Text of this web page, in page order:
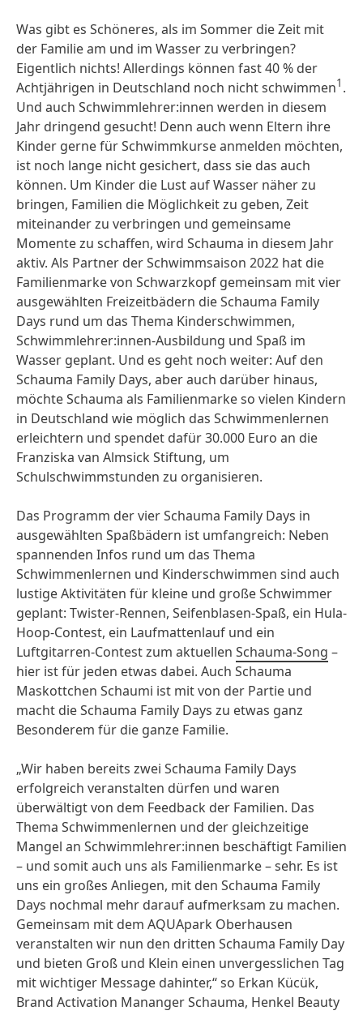
Was gibt es Schöneres, als im Sommer die Zeit mit
der Familie am und im Wasser zu verbringen?
Eigentlich nichts! Allerdings können fast 40 % der
Achtjährigen in Deutschland noch nicht schwimmen1 .
Und auch Schwimmlehrer:innen werden in diesem
Jahr dringend gesucht! Denn auch wenn Eltern ihre
Kinder gerne für Schwimmkurse anmelden möchten,
ist noch lange nicht gesichert, dass sie das auch
können. Um Kinder die Lust auf Wasser näher zu
bringen, Familien die Möglichkeit zu geben, Zeit
miteinander zu verbringen und gemeinsame
Momente zu schaffen, wird Schauma in diesem Jahr
aktiv. Als Partner der Schwimmsaison 2022 hat die
Familienmarke von Schwarzkopf gemeinsam mit vier
ausgewählten Freizeitbädern die Schauma Family
Days rund um das Thema Kinderschwimmen,
Schwimmlehrer:innen-Ausbildung und Spaß im
Wasser geplant. Und es geht noch weiter: Auf den
Schauma Family Days, aber auch darüber hinaus,
möchte Schauma als Familienmarke so vielen Kindern
in Deutschland wie möglich das Schwimmenlernen
erleichtern und spendet dafür 30.000 Euro an die
Franziska van Almsick Stiftung, um
Schulschwimmstunden zu organisieren.
Das Programm der vier Schauma Family Days in
ausgewählten Spaßbädern ist umfangreich: Neben
spannenden Infos rund um das Thema
Schwimmenlernen und Kinderschwimmen sind auch
lustige Aktivitäten für kleine und große Schwimmer
geplant: Twister-Rennen, Seifenblasen-Spaß, ein Hula-
Hoop-Contest, ein Laufmattenlauf und ein
Luftgitarren-Contest zum aktuellen Schauma-Song –
hier ist für jeden etwas dabei. Auch Schauma
Maskottchen Schaumi ist mit von der Partie und
macht die Schauma Family Days zu etwas ganz
Besonderem für die ganze Familie.
„Wir haben bereits zwei Schauma Family Days
erfolgreich veranstalten dürfen und waren
überwältigt von dem Feedback der Familien. Das
Thema Schwimmenlernen und der gleichzeitige
Mangel an Schwimmlehrer:innen beschäftigt Familien
– und somit auch uns als Familienmarke – sehr. Es ist
uns ein großes Anliegen, mit den Schauma Family
Days nochmal mehr darauf aufmerksam zu machen.
Gemeinsam mit dem AQUApark Oberhausen
veranstalten wir nun den dritten Schauma Family Day
und bieten Groß und Klein einen unvergesslichen Tag
mit wichtiger Message dahinter,“ so Erkan Kücük,
Brand Activation Mananger Schauma, Henkel Beauty